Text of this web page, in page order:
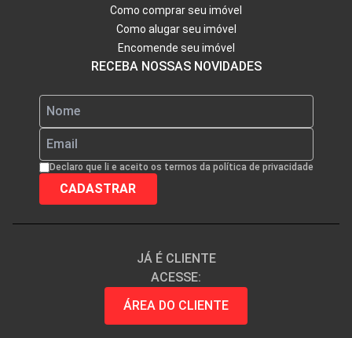
Como comprar seu imóvel
Como alugar seu imóvel
Encomende seu imóvel
RECEBA NOSSAS NOVIDADES
Declaro que li e aceito os termos da política de privacidade
JÁ É CLIENTE
ACESSE:
ÁREA DO CLIENTE